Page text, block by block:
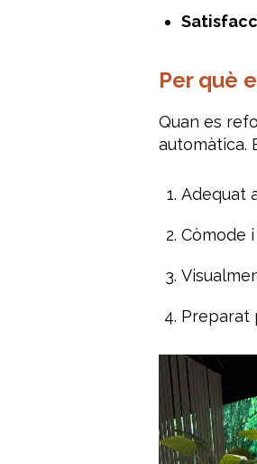
Per què
Quan es
automàtica.
Adequat
Còmode
Preparat